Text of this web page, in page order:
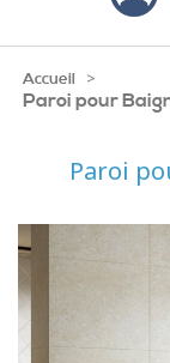
Accueil >
Paroi pour
Paroi